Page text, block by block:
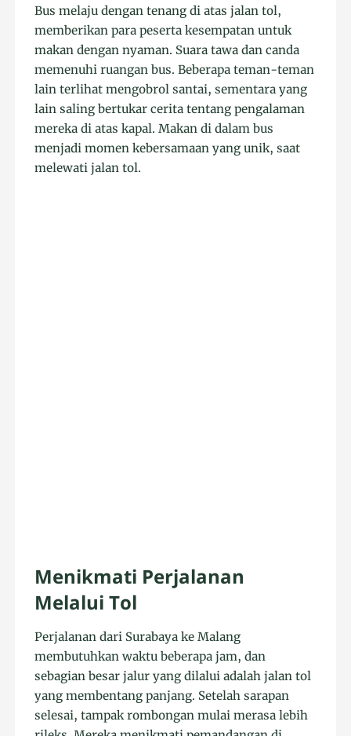
Bus melaju dengan tenang di atas jalan tol,
memberikan para peserta kesempatan untuk
makan dengan nyaman. Suara tawa dan canda
memenuhi ruangan bus. Beberapa teman-teman
lain terlihat mengobrol santai, sementara yang
lain saling bertukar cerita tentang pengalaman
mereka di atas kapal. Makan di dalam bus
menjadi momen kebersamaan yang unik, saat
melewati jalan tol.
Menikmati Perjalanan
Melalui Tol
Perjalanan dari Surabaya ke Malang
membutuhkan waktu beberapa jam, dan
sebagian besar jalur yang dilalui adalah jalan tol
yang membentang panjang. Setelah sarapan
selesai, tampak rombongan mulai merasa lebih